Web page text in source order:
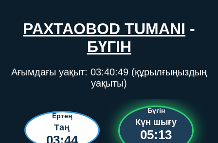
PAXTAOBOD TUMANI -
БҮГІН
Ағымдағы уақыт: 03:40:49 (құрылғыңыздың
уақыты)
Ертең
Таң
Бүгін
Күн шығу
05:13